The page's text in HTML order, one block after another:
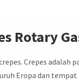
Rotary
Crepes adalah
Eropa dan